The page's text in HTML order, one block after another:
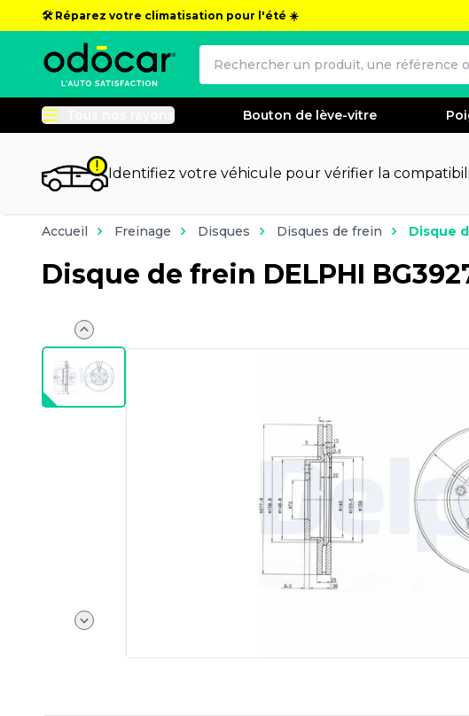
🛠️ Réparez votre climatisation pour l'été ☀️
Tous nos rayons Bouton de lève-vitre
Identifiez votre véhicule pour vérifier la
Accueil Freinage Disques Disques de frein Disque
Disque de frein DELPHI